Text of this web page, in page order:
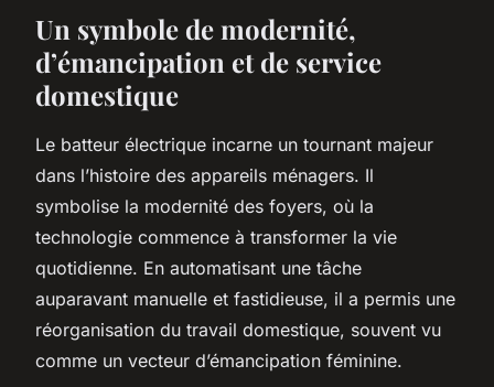
Un symbole de modernité,
d’émancipation et de service
domestique
Le batteur électrique incarne un tournant majeur
dans l’histoire des appareils ménagers. Il
symbolise la modernité des foyers, où la
technologie commence à transformer la vie
quotidienne. En automatisant une tâche
auparavant manuelle et fastidieuse, il a permis une
réorganisation du travail domestique, souvent vu
comme un vecteur d’émancipation féminine.